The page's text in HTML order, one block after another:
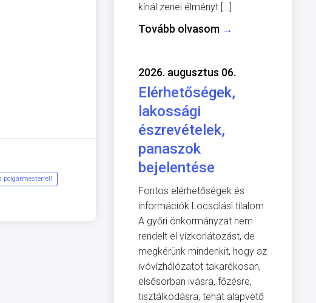
polgármesterrel!
kínál zenei élményt […]
Tovább olvasom →
2026. augusztus 06.
Elérhetőségek,
lakossági
észrevételek,
panaszok
bejelentése
Fontos elérhetőségek és
információk Locsolási tilalom
A győri önkormányzat nem
rendelt el vízkorlátozást, de
megkérünk mindenkit, hogy az
ivóvízhálózatot takarékosan,
elsősorban ivásra, főzésre,
tisztálkodásra, tehát alapvető